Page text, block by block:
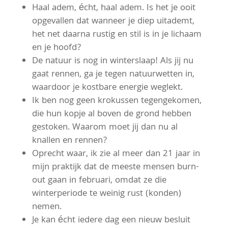
Haal adem, écht, haal adem. Is het je ooit
opgevallen dat wanneer je diep uitademt,
het net daarna rustig en stil is in je lichaam
en je hoofd?
De natuur is nog in winterslaap! Als jij nu
gaat rennen, ga je tegen natuurwetten in,
waardoor je kostbare energie weglekt.
Ik ben nog geen krokussen tegengekomen,
die hun kopje al boven de grond hebben
gestoken. Waarom moet jij dan nu al
knallen en rennen?
Oprecht waar, ik zie al meer dan 21 jaar in
mijn praktijk dat de meeste mensen burn-
out gaan in februari, omdat ze die
winterperiode te weinig rust (konden)
nemen.
Je kan écht iedere dag een nieuw besluit